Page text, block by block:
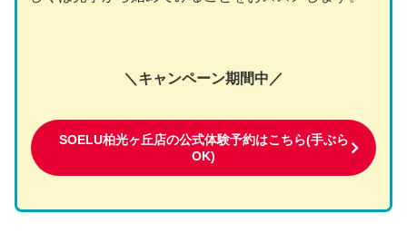
＼キャンペーン期間中／
SOELU柏光ヶ丘店の公式体験予約はこちら(手ぶら
OK)